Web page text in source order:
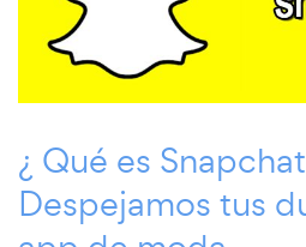
¿ Qué es
Despejamos tus